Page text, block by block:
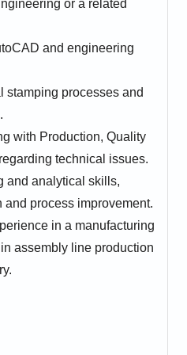
or a related
and engineering
stamping processes and
with Production, Quality
technical issues.
and analytical skills,
process improvement.
in a manufacturing
assembly line production